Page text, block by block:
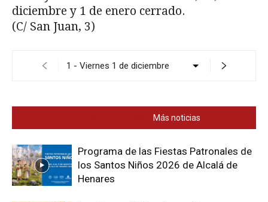
diciembre y 1 de enero cerrado.
(C/ San Juan, 3)
Más noticias
Programa de las Fiestas Patronales de
los Santos Niños 2026 de Alcalá de
Henares